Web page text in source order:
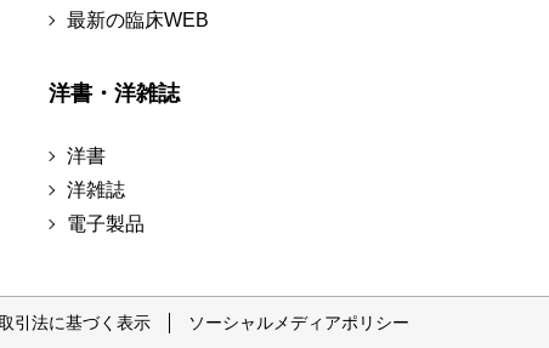
最新の臨床WEB
洋書・洋雑誌
洋書
洋雑誌
電子製品
引法に基づく表示 ソーシャルメディアポリシー